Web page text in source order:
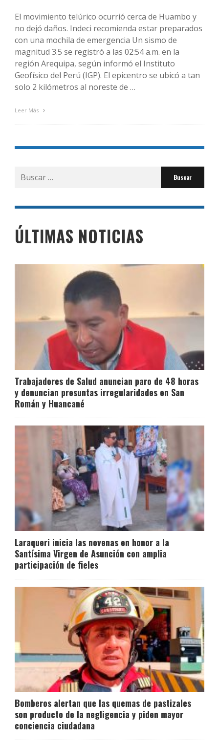
El movimiento telúrico ocurrió cerca de Huambo y
no dejó daños. Indeci recomienda estar preparados
con una mochila de emergencia Un sismo de
magnitud 3.5 se registró a las 02:54 a.m. en la
región Arequipa, según informó el Instituto
Geofísico del Perú (IGP). El epicentro se ubicó a tan
solo 2 kilómetros al noreste de …
Leer Más
Buscar
por:
ÚLTIMAS NOTICIAS
Trabajadores de Salud anuncian paro de 48 horas
y denuncian presuntas irregularidades en San
Román y Huancané
Laraqueri inicia las novenas en honor a la
Santísima Virgen de Asunción con amplia
participación de fieles
Bomberos alertan que las quemas de pastizales
son producto de la negligencia y piden mayor
conciencia ciudadana